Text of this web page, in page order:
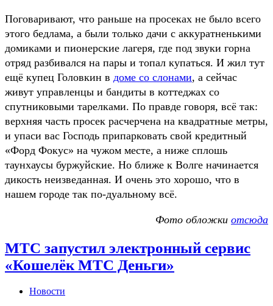
Поговаривают, что раньше на просеках не было всего
этого бедлама, а были только дачи с аккуратненькими
домиками и пионерские лагеря, где под звуки горна
отряд разбивался на пары и топал купаться. И жил тут
ещё купец Головкин в доме со слонами, а сейчас
живут управленцы и бандиты в коттеджах со
спутниковыми тарелками. По правде говоря, всё так:
верхняя часть просек расчерчена на квадратные метры,
и упаси вас Господь припарковать свой кредитный
«Форд Фокус» на чужом месте, а ниже сплошь
таунхаусы буржуйские. Но ближе к Волге начинается
дикость неизведанная. И очень это хорошо, что в
нашем городе так по-дуальному всё.
Фото обложки отсюда
МТС запустил электронный сервис
«Кошелёк МТС Деньги»
Новости